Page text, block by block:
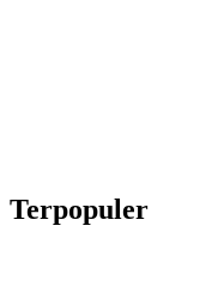
Terpopuler